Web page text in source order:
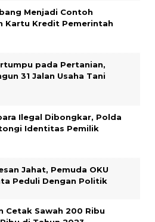
Menjadi Contoh
Kartu Kredit Pemerintah
pada Pertanian,
31 Jalan Usaha Tani
Ilegal Dibongkar, Polda
Identitas Pemilik
Jahat, Pemuda OKU
Peduli Dengan Politik
Cetak Sawah 200 Ribu